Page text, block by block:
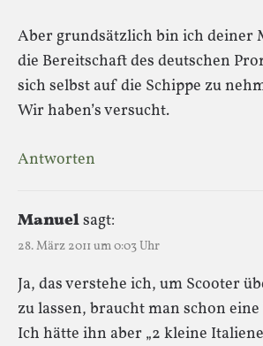
Aber grundsätzlich bin ich deiner
die Bereitschaft des deutschen
sich selbst auf die Schippe zu
Wir haben’s versucht.
Antworten
Manuelsagt:
28. März 2011 um 0:03 Uhr
Ja, das verstehe ich, um Scooter
zu lassen, braucht man schon
Ich hätte ihn aber „2 kleine